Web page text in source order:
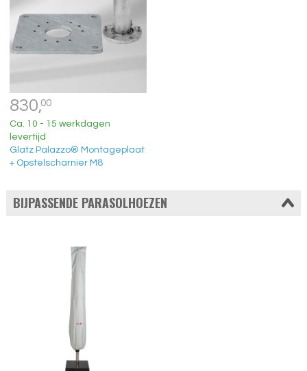
830,00
Ca. 10 - 15 werkdagen
levertijd
Glatz Palazzo® Montageplaat
+ Opstelscharnier M8
BIJPASSENDE PARASOLHOEZEN